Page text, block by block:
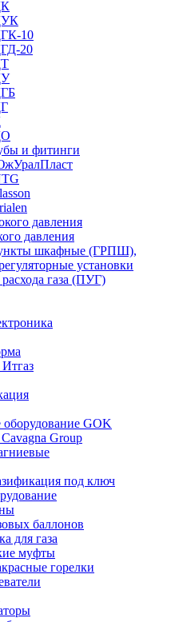
10
20
и фитинги
давления
давления
шкафные (ГРПШ),
установки
газа (ПУГ)
оборудование GOK
Group
под ключ
баллонов
для газа
муфты
горелки